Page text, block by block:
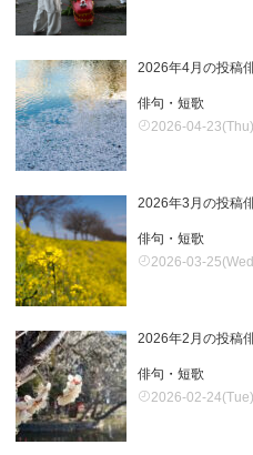
2026年4月の投稿
俳句・短歌
2026-04-23(Thu)
2026年3月の投稿
俳句・短歌
2026-03-
2026年2月の投稿
俳句・短歌
2026-02-24(Tue)